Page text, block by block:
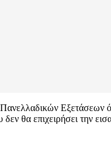
Πανελλαδικών
θα επιχειρήσει την